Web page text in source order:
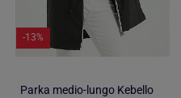
-13%
Parka medio-lungo Kebello